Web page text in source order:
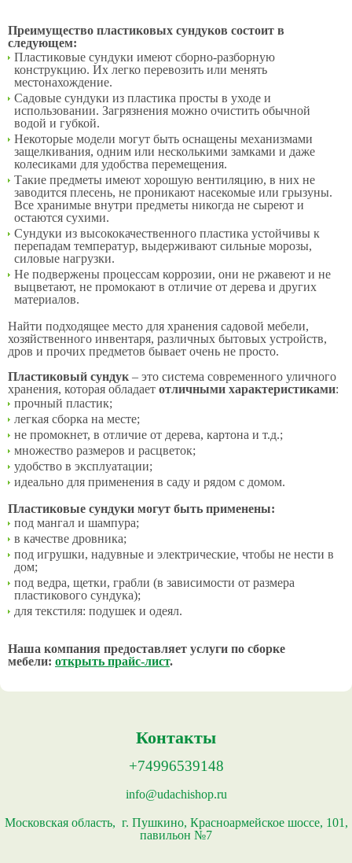
Преимущество пластиковых сундуков состоит в
следующем:
Пластиковые сундуки имеют сборно-разборную
конструкцию. Их легко перевозить или менять
местонахождение.
Садовые сундуки из пластика просты в уходе и
использовании. Загрязнения можно очистить обычной
водой и губкой.
Некоторые модели могут быть оснащены механизмами
защелкивания, одним или несколькими замками и даже
колесиками для удобства перемещения.
Такие предметы имеют хорошую вентиляцию, в них не
заводится плесень, не проникают насекомые или грызуны.
Все хранимые внутри предметы никогда не сыреют и
остаются сухими.
Сундуки из высококачественного пластика устойчивы к
перепадам температур, выдерживают сильные морозы,
силовые нагрузки.
Не подвержены процессам коррозии, они не ржавеют и не
выцветают, не промокают в отличие от дерева и других
материалов.
Найти подходящее место для хранения садовой мебели,
хозяйственного инвентаря, различных бытовых устройств,
дров и прочих предметов бывает очень не просто.
Пластиковый сундук – это система современного уличного
хранения, которая обладает отличными характеристиками:
прочный пластик;
легкая сборка на месте;
не промокнет, в отличие от дерева, картона и т.д.;
множество размеров и расцветок;
удобство в эксплуатации;
идеально для применения в саду и рядом с домом.
Пластиковые сундуки могут быть применены:
под мангал и шампура;
в качестве дровника;
под игрушки, надувные и электрические, чтобы не нести в
дом;
под ведра, щетки, грабли (в зависимости от размера
пластикового сундука);
для текстиля: подушек и одеял.
Наша компания предоставляет услуги по сборке
мебели: открыть прайс-лист.
Контакты
+74996539148
info@udachishop.ru
Московская область, г. Пушкино, Красноармейское шоссе, 101,
павильон №7